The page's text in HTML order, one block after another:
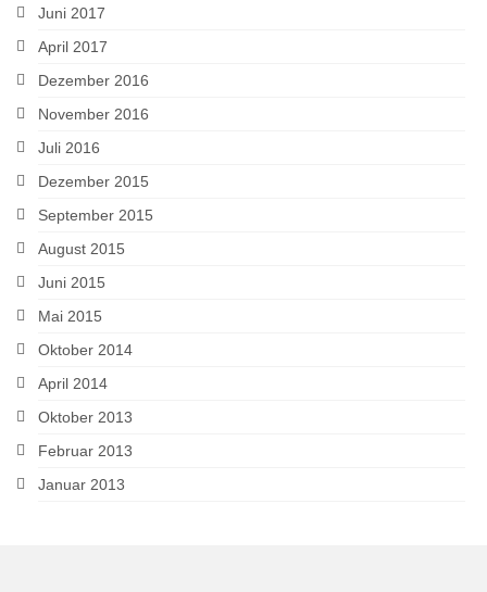
Juni 2017
April 2017
Dezember 2016
November 2016
Juli 2016
Dezember 2015
September 2015
August 2015
Juni 2015
Mai 2015
Oktober 2014
April 2014
Oktober 2013
Februar 2013
Januar 2013